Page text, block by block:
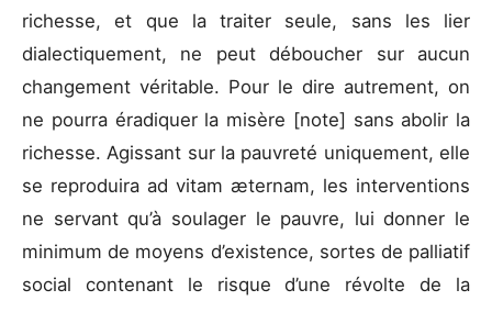
richesse, et que la traiter seule, sans les lier
dialectiquement, ne peut déboucher sur aucun
changement véritable. Pour le dire autrement, on
ne pourra éradiquer la misère [note] sans abolir la
richesse. Agissant sur la pauvreté uniquement, elle
se reproduira ad vitam æternam, les interventions
ne servant qu’à soulager le pauvre, lui donner le
minimum de moyens d’existence, sortes de palliatif
social contenant le risque d’une révolte de la